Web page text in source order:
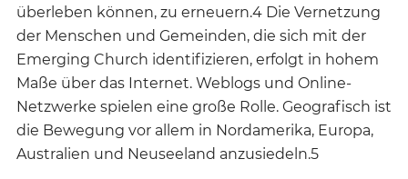
überleben können, zu erneuern.4 Die Vernetzung
der Menschen und Gemeinden, die sich mit der
Emerging Church identifizieren, erfolgt in hohem
Maße über das Internet. Weblogs und Online-
Netzwerke spielen eine große Rolle. Geografisch ist
die Bewegung vor allem in Nordamerika, Europa,
Australien und Neuseeland anzusiedeln.5